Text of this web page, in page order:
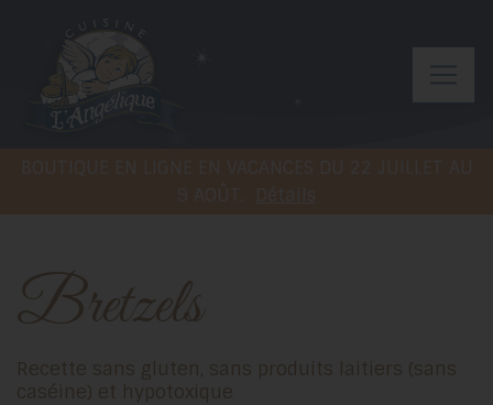
Bretzels
Recette sans gluten, sans produits laitiers (sans
caséine) et hypotoxique